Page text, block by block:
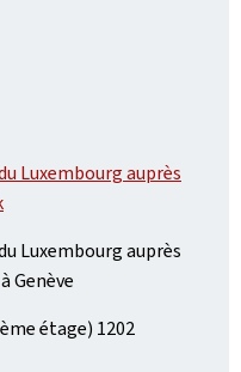
Luxembourg auprès
Luxembourg auprès
Genève
étage) 1202